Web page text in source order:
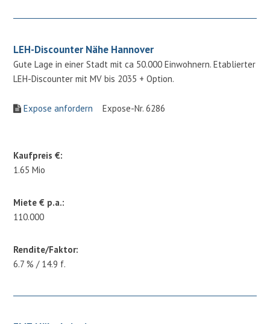
LEH-Discounter Nähe Hannover
Gute Lage in einer Stadt mit ca 50.000 Einwohnern. Etablierter
LEH-Discounter mit MV bis 2035 + Option.
Expose anfordern Expose-Nr. 6286
Kaufpreis €:
1.65 Mio
Miete € p.a.:
110.000
Rendite/Faktor:
6.7 % / 14.9 f.